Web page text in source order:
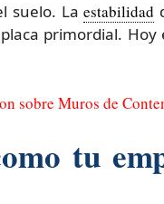
suelo. Laestabilidad
primordial.
sobre Muros de
tu